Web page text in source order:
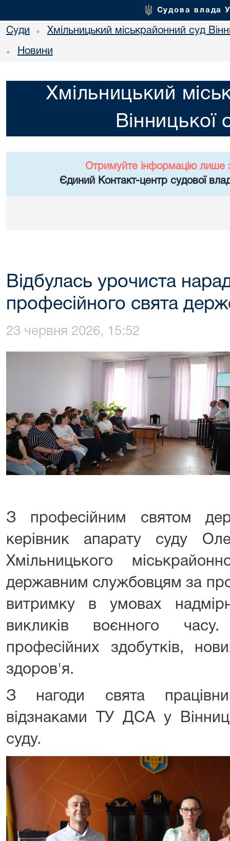
Судова влада
Суди • Хмільницький міськрайонний суд
• Новини
Хмільницький
Вінницької
Отримуйте інформацію лише
Єдиний Контакт-центр судової
Відбулась урочиста
професійного свята
23 червня 2026, 15:52
З професійним святом
керівник апарату суду
Хмільницького
державним службовцям за
витримку в умовах
викликів воєнного
професійних здобутків,
здоров'я.
З нагоди свята
відзнаками ТУ ДСА у
суду.